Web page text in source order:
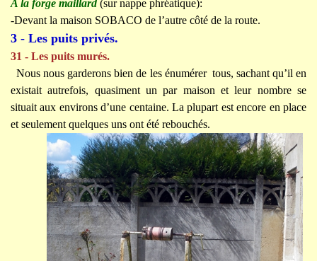
A la forge maillard(sur nappe phréatique):
-Devant la maison SOBACO de l’autre côté de la route.
3 - Les puits privés.
31 - Les puits murés.
Nous nous garderons bien de les énumérer tous, sachant qu’il en
existait autrefois, quasiment un par maison et leur nombre se
situait aux environs d’une centaine. La plupart est encore en place
et seulement quelques uns ont été rebouchés.